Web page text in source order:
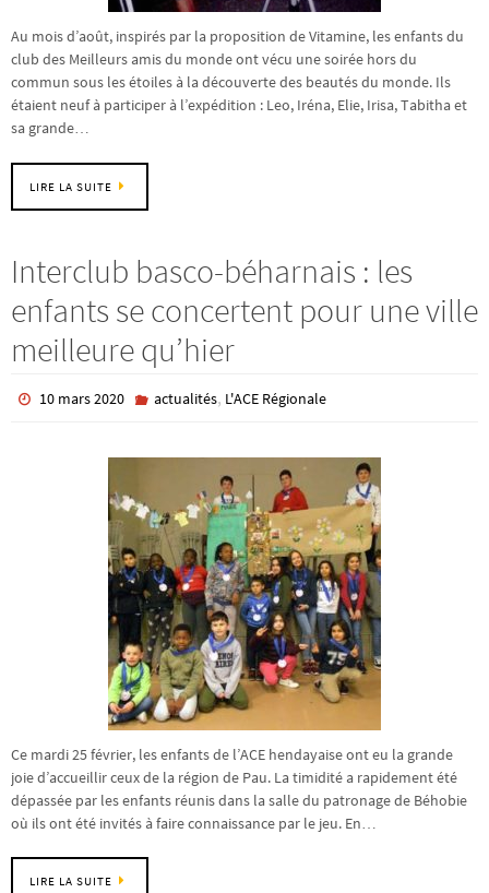
Au mois d’août, inspirés par la proposition de Vitamine, les enfants du
club des Meilleurs amis du monde ont vécu une soirée hors du
commun sous les étoiles à la découverte des beautés du monde. Ils
étaient neuf à participer à l’expédition : Leo, Iréna, Elie, Irisa, Tabitha et
sa grande…
LIRE LA SUITE
Interclub basco-béharnais : les
enfants se concertent pour une ville
meilleure qu’hier
10 mars 2020 actualités, L'ACE Régionale
Ce mardi 25 février, les enfants de l’ACE hendayaise ont eu la grande
joie d’accueillir ceux de la région de Pau. La timidité a rapidement été
dépassée par les enfants réunis dans la salle du patronage de Béhobie
où ils ont été invités à faire connaissance par le jeu. En…
LIRE LA SUITE